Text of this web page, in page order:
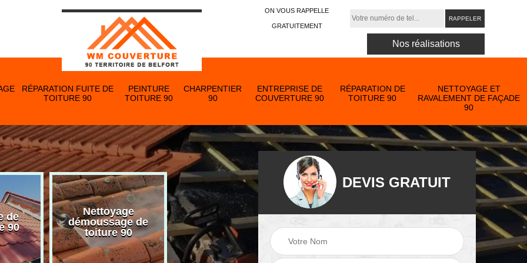
ON VOUS RAPPELLE
GRATUITEMENT
Nos réalisations
RÉPARATION FUITE DE
TOITURE 90
PEINTURE
TOITURE 90
CHARPENTIER
90
ENTREPRISE DE
COUVERTURE 90
RÉPARATION DE
TOITURE 90
NETTOYAGE ET
RAVALEMENT DE FAÇADE
90
de
90
Nettoyage
démoussage de
toiture 90
Nettoyage et pose
de gouttière 90
Peinture toiture 90
DEVIS GRATUIT